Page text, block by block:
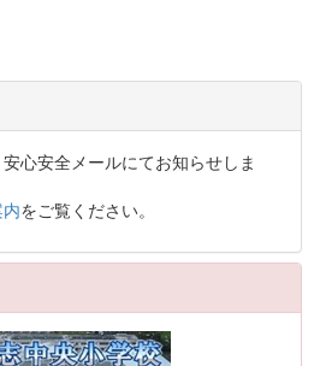
心安全メールにてお知らせしま
をご覧ください。